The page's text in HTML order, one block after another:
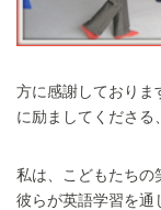
方に感謝しておりま
に励ましてくださる
私は、こどもたちの
彼らが英語学習を通